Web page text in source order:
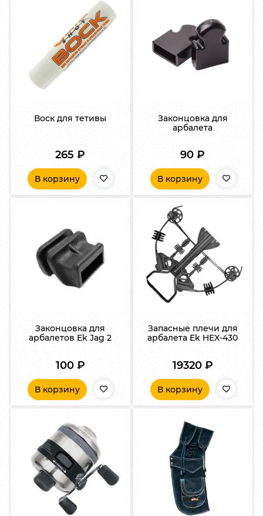
Воск для тетивы
265₽
В корзину
Законцовка для
арбалета
90₽
В корзину
Законцовка для
арбалетов Ek Jag 2
100 ₽
В корзину
Запасные плечи для
арбалета Ek HEX-430
19320 ₽
В корзину